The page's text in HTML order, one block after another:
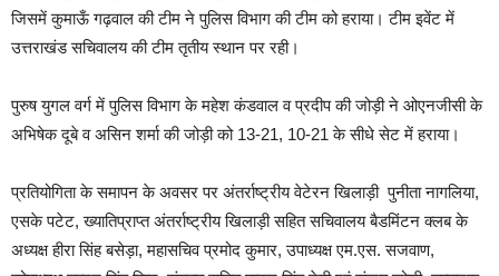
जिसमें कुमाऊँ गढ़वाल की टीम ने पुलिस विभाग की टीम को हराया। टीम इवेंट में
उत्तराखंड सचिवालय की टीम तृतीय स्थान पर रही।
पुरुष युगल वर्ग में पुलिस विभाग के महेश कंडवाल व प्रदीप की जोड़ी ने ओएनजीसी के
अभिषेक दूबे व असिन शर्मा की जोड़ी को 13-21, 10-21 के सीधे सेट में हराया।
प्रतियोगिता के समापन के अवसर पर अंतर्राष्ट्रीय वेटेरन खिलाड़ी पुनीता नागलिया,
एसके पटेट, ख्यातिप्राप्त अंतर्राष्ट्रीय खिलाड़ी सहित सचिवालय बैडमिंटन क्लब के
अध्यक्ष हीरा सिंह बसेड़ा, महासचिव प्रमोद कुमार, उपाध्यक्ष एम.एस. सजवाण,